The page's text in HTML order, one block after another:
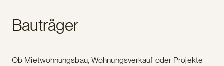
Bauträger
Ob Mietwohnungsbau, Wohnungsverkauf oder Projekte